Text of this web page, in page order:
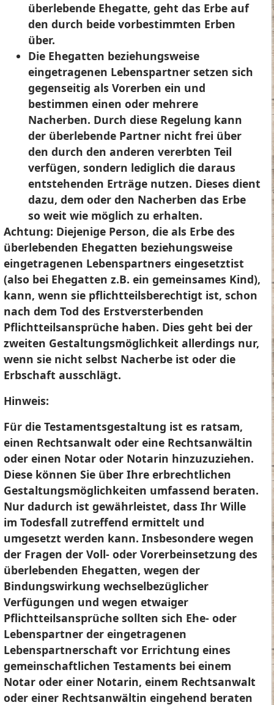
überlebende Ehegatte, geht das Erbe auf
den durch beide vorbestimmten Erben
über.
Die Ehegatten beziehungsweise
eingetragenen Lebenspartner setzen sich
gegenseitig als Vorerben ein und
bestimmen einen oder mehrere
Nacherben. Durch diese Regelung kann
der überlebende Partner nicht frei über
den durch den anderen vererbten Teil
verfügen, sondern lediglich die daraus
entstehenden Erträge nutzen. Dieses dient
dazu, dem oder den Nacherben das Erbe
so weit wie möglich zu erhalten.
Achtung: Diejenige Person, die als Erbe des
überlebenden Ehegatten beziehungsweise
eingetragenen Lebenspartners eingesetztist
(also bei Ehegatten z.B. ein gemeinsames Kind),
kann, wenn sie pflichtteilsberechtigt ist, schon
nach dem Tod des Erstversterbenden
Pflichtteilsansprüche haben. Dies geht bei der
zweiten Gestaltungsmöglichkeit allerdings nur,
wenn sie nicht selbst Nacherbe ist oder die
Erbschaft ausschlägt.
Hinweis:
Für die Testamentsgestaltung ist es ratsam,
einen Rechtsanwalt oder eine Rechtsanwältin
oder einen Notar oder Notarin hinzuzuziehen.
Diese können Sie über Ihre erbrechtlichen
Gestaltungsmöglichkeiten umfassend beraten.
Nur dadurch ist gewährleistet, dass Ihr Wille
im Todesfall zutreffend ermittelt und
umgesetzt werden kann. Insbesondere wegen
der Fragen der Voll- oder Vorerbeinsetzung des
überlebenden Ehegatten, wegen der
Bindungswirkung wechselbezüglicher
Verfügungen und wegen etwaiger
Pflichtteilsansprüche sollten sich Ehe- oder
Lebenspartner der eingetragenen
Lebenspartnerschaft vor Errichtung eines
gemeinschaftlichen Testaments bei einem
Notar oder einer Notarin, einem Rechtsanwalt
oder einer Rechtsanwältin eingehend beraten